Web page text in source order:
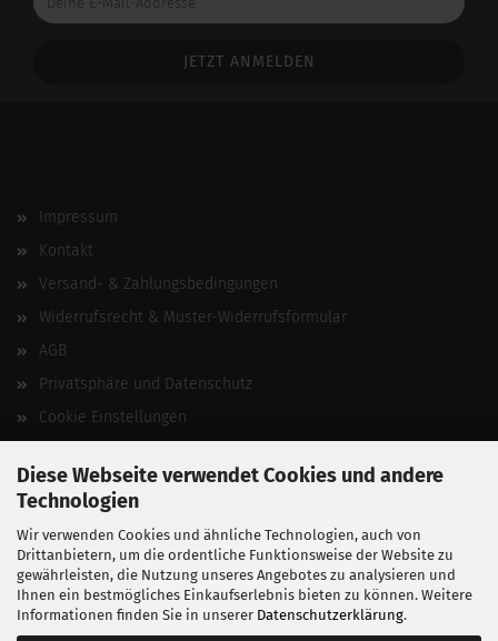
Diese Webseite verwendet Cookies und andere
Technologien
Wir verwenden Cookies und ähnliche Technologien, auch von
Drittanbietern, um die ordentliche Funktionsweise der Website zu
gewährleisten, die Nutzung unseres Angebotes zu analysieren und
Ihnen ein bestmögliches Einkaufserlebnis bieten zu können. Weitere
Informationen finden Sie in unserer Datenschutzerklärung.
E-
Impressum
Kontakt
Versand- & Zahlungsbedingungen
Widerrufsrecht & Muster-Widerrufsformular
AGB
Privatsphäre und Datenschutz
Cookie Einstellungen
Vertrag widerrufen